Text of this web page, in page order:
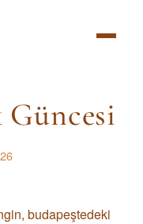
budapeştedeki